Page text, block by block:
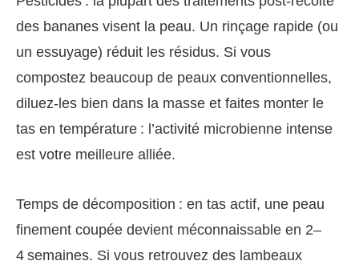
des bananes visent la peau. Un rinçage rapide (ou
un essuyage) réduit les résidus. Si vous
compostez beaucoup de peaux conventionnelles,
diluez-les bien dans la masse et faites monter le
tas en température : l’activité microbienne intense
est votre meilleure alliée.
Temps de décomposition : en tas actif, une peau
finement coupée devient méconnaissable en 2–
4 semaines. Si vous retrouvez des lambeaux